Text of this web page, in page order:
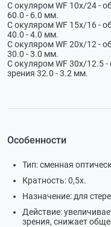
С окуляром WF 10х/24 -
60.0 - 6.0 мм.
С окуляром WF 15х/16 -
40.0 - 4.0 мм.
С окуляром WF 20х/12 -
30.0 - 3.0 мм.
С окуляром WF 30х/12.5 -
зрения 32.0 - 3.2 мм.
Особенности
Тип: сменная
Кратность: 0,5х.
Назначение: для
Действие:
зрения, снижает